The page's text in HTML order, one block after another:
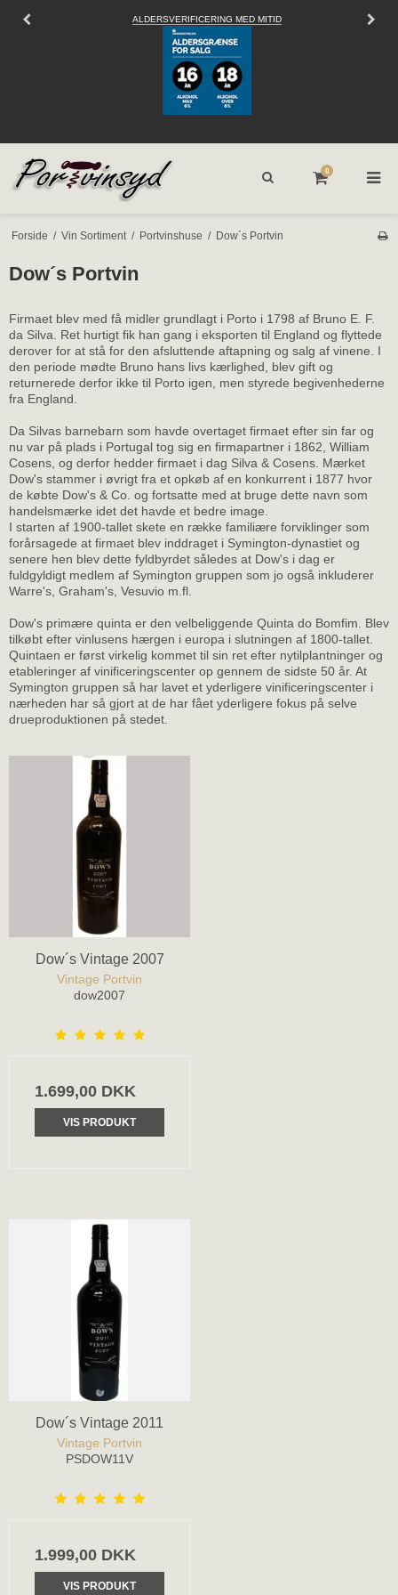
ALDERSVERIFICERING MED MITID
0
Forside / Vin Sortiment / Portvinshuse / Dow´s Portvin
Dow´s Portvin
Firmaet blev med få midler grundlagt i Porto i 1798 af Bruno E. F.
da Silva. Ret hurtigt fik han gang i eksporten til England og flyttede
derover for at stå for den afsluttende aftapning og salg af vinene. I
den periode mødte Bruno hans livs kærlighed, blev gift og
returnerede derfor ikke til Porto igen, men styrede begivenhederne
fra England.
Da Silvas barnebarn som havde overtaget firmaet efter sin far og
nu var på plads i Portugal tog sig en firmapartner i 1862, William
Cosens, og derfor hedder firmaet i dag Silva & Cosens. Mærket
Dow's stammer i øvrigt fra et opkøb af en konkurrent i 1877 hvor
de købte Dow's & Co. og fortsatte med at bruge dette navn som
handelsmærke idet det havde et bedre image.
I starten af 1900-tallet skete en række familiære forviklinger som
forårsagede at firmaet blev inddraget i Symington-dynastiet og
senere hen blev dette fyldbyrdet således at Dow's i dag er
fuldgyldigt medlem af Symington gruppen som jo også inkluderer
Warre's, Graham's, Vesuvio m.fl.
Dow's primære quinta er den velbeliggende Quinta do Bomfim. Blev
tilkøbt efter vinlusens hærgen i europa i slutningen af 1800-tallet.
Quintaen er først virkelig kommet til sin ret efter nytilplantninger og
etableringer af vinificeringscenter op gennem de sidste 50 år. At
Symington gruppen så har lavet et yderligere vinificeringscenter i
nærheden har så gjort at de har fået yderligere fokus på selve
drueproduktionen på stedet.
Dow´s Vintage 2007
Vintage Portvin
dow2007
1.699,00 DKK
VIS PRODUKT
Dow´s Vintage 2011
Vintage Portvin
PSDOW11V
1.999,00 DKK
VIS PRODUKT